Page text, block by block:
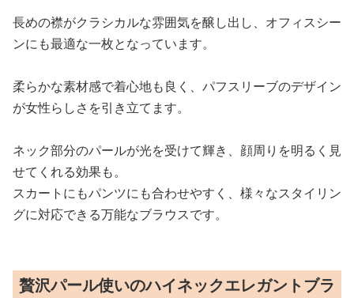
長めの襟がクラシカルな雰囲気を醸し出し、オフィスシー
ンにも最適な一枚となっています。
柔らかな素材感で着心地も良く、パフスリーブのデザイン
が女性らしさを引き立てます。
ネック部分のパールが光を受けて輝き、顔周りを明るく見
せてくれる効果も。
スカートにもパンツにも合わせやすく、様々なスタイリン
グに対応できる万能なブラウスです。
贅沢パール使いのハイネックエレガントブラ